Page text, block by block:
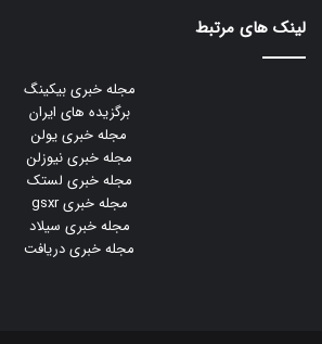
لینک های مرتبط
مجله خبری بیکینگ
برگزیده های ایران
مجله خبری یولن
مجله خبری نیوزلن
مجله خبری لستک
مجله خبری gsxr
مجله خبری سیلاد
مجله خبری دریافت